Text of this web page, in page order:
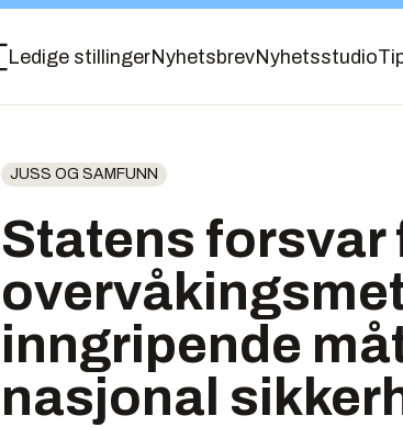
Ledige stillingerNyhetsbrevNyhetsstudio
JUSS OG SAMFUNN
Statens forsvar
inngripende
nasjonal